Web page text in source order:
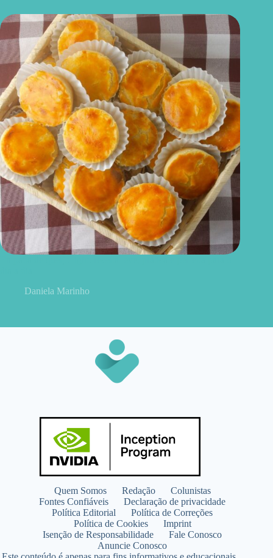
Daniela Marinho
Quem Somos Redação
Colunistas
Fontes Confiáveis
Declaração de privacidade
Política Editorial
Política de Correções
Política de Cookies
Imprint
Isenção de Responsabilidade
Fale Conosco
Anuncie Conosco